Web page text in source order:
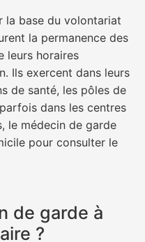
la base du volontariat
la permanence des
leurs horaires
Ils exercent dans leurs
de santé, les pôles de
dans les centres
le médecin de garde
pour consulter le
de garde à
?